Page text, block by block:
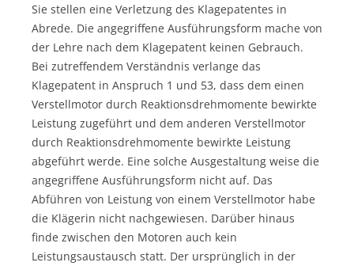
Sie stellen eine Verletzung des Klagepatentes in
Abrede. Die angegriffene Ausführungsform mache von
der Lehre nach dem Klagepatent keinen Gebrauch.
Bei zutreffendem Verständnis verlange das
Klagepatent in Anspruch 1 und 53, dass dem einen
Verstellmotor durch Reaktionsdrehmomente bewirkte
Leistung zugeführt und dem anderen Verstellmotor
durch Reaktionsdrehmomente bewirkte Leistung
abgeführt werde. Eine solche Ausgestaltung weise die
angegriffene Ausführungsform nicht auf. Das
Abführen von Leistung von einem Verstellmotor habe
die Klägerin nicht nachgewiesen. Darüber hinaus
finde zwischen den Motoren auch kein
Leistungsaustausch statt. Der ursprünglich in der